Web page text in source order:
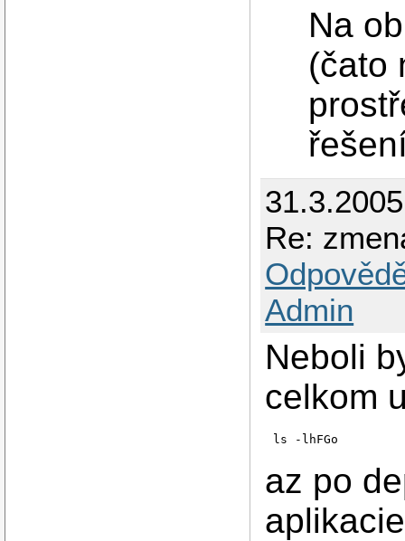
Na
(čato
Re:
Admin
Neboli
celkom
ls -lhFGo
az po